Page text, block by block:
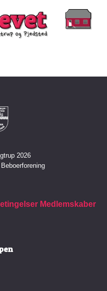
2026
Medlemskaber